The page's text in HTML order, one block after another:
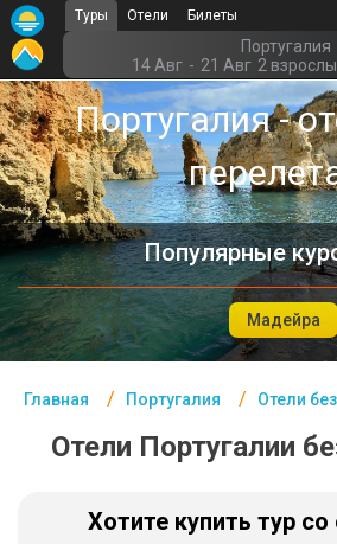
Туры Отели Билеты
Португалия
14 Авг - 21 Авг 2
Португалия -
Популярные
Мадейра
Главная Португалия Отели
Отели Португалии
Хотите купить тур
Главная
Португалия - Курорты
Офис г. Москва
Помощь
Подборки отелей
Турция
Таиланд
Египет
Шри Ланка